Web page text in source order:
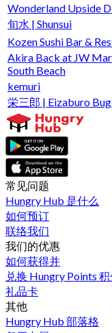
Wonderland Upside
旬水 | Shunsui
Kozen Sushi Bar &
Akira Back at JW
South Beach
kemuri
栄三郎 | Eizaburo
常见问题
Hungry Hub 是什么
如何预订
联络我们
我们的优惠
如何获得并
兑换 Hungry Points 积
礼品卡
其他
Hungry Hub 部落格